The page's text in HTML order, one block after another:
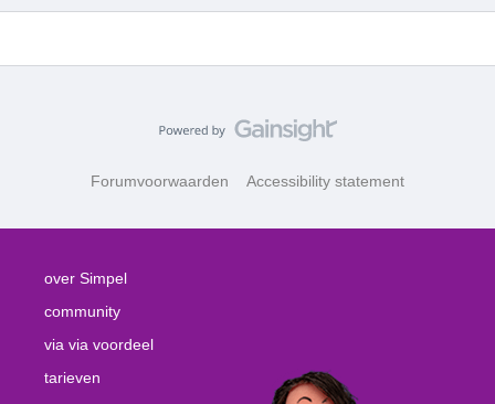
Forumvoorwaarden Accessibility statement
over Simpel
community
via via voordeel
tarieven